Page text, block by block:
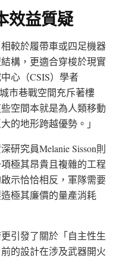
效益質疑
較於履帶車或四足機器
構，更適合穿梭於現實
心（CSIS）學者
市巷戰空間充斥著樓
空間本就是為人類移動
的地形跨越優勢。」
研究員Melanie Sisson則
極其昂貴且複雜的工程
示恰恰相反，軍隊需要
極其廉價的量產消耗
引發了關於「自主性生
的設計在涉及武器開火